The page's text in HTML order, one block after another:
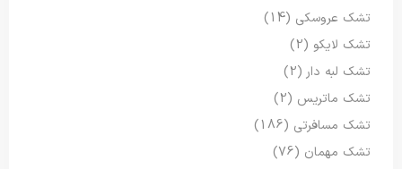
تشک عروسکی (14)
تشک لایکو (2)
تشک لبه دار(2)
تشک ماتریس (2)
تشک مسافرتی (186)
تشک مهمان (76)